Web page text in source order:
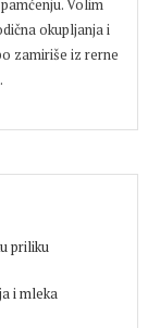
Volim
okupljanja i
zamiriše iz rerne
priliku
i mleka